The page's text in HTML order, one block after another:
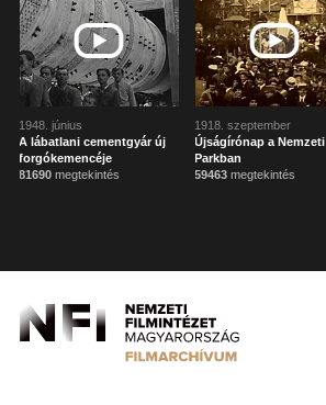
1948. június
A lábatlani cementgyár új
forgókemencéje
81690 megtekintés
1918. szeptember
Újságírónap a Nemzeti
Parkban
59463 megtekintés